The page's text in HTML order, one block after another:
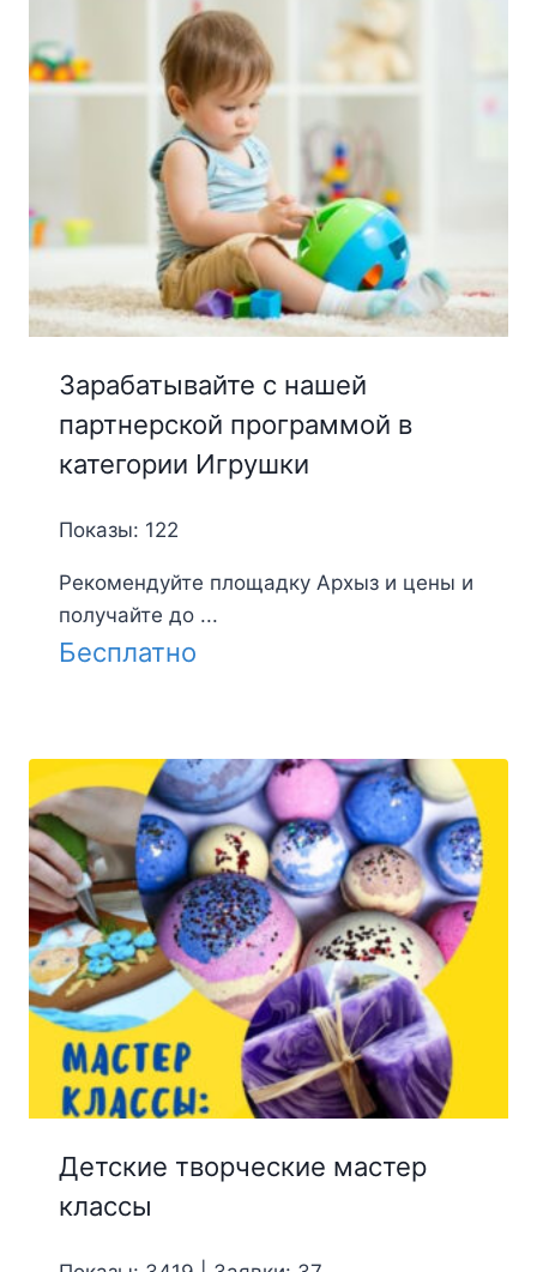
Зарабатывайте с нашей
партнерской программой в
категории Игрушки
Показы: 122
Рекомендуйте площадку Архыз и цены и
получайте до ...
Бесплатно
Детские творческие мастер
классы